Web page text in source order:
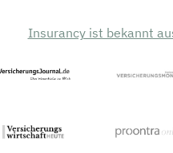
Insurancy ist bekannt